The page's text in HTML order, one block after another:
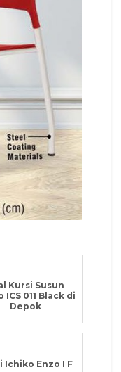
Kursi Susun
ICS 011 Black di
Depok
Ichiko Enzo I F